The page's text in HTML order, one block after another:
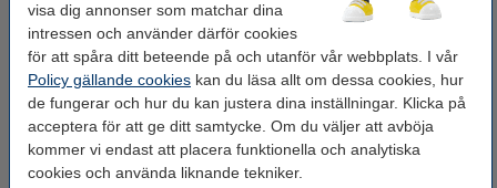
visa dig annonser som matchar dina
intressen och använder därför cookies
för att spåra ditt beteende på och utanför vår webbplats. I vår
Policy gällande cookies kan du läsa allt om dessa cookies, hur
de fungerar och hur du kan justera dina inställningar. Klicka på
acceptera för att ge ditt samtycke. Om du väljer att avböja
kommer vi endast att placera funktionella och analytiska
cookies och använda liknande tekniker.
Förlängningskabel 10m till 123ink ljusslingor |
31V
80 kr
Glöm inte att beställa!
123ink T-koppling till ljusslingor 50cm | 31V
55 kr